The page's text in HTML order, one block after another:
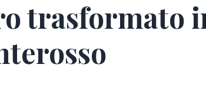
trasformato